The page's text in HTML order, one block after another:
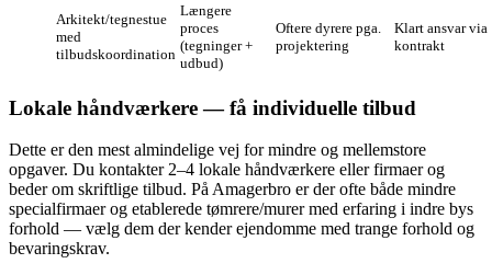
Arkitekt/tegnestue
med
tilbudskoordination
Længere
proces
(tegninger +
udbud)
Oftere dyrere pga.
projektering
Klart ansvar via
kontrakt
Lokale håndværkere — få individuelle tilbud
Dette er den mest almindelige vej for mindre og mellemstore
opgaver. Du kontakter 2–4 lokale håndværkere eller firmaer og
beder om skriftlige tilbud. På Amagerbro er der ofte både mindre
specialfirmaer og etablerede tømrere/murer med erfaring i indre bys
forhold — vælg dem der kender ejendomme med trange forhold og
bevaringskrav.